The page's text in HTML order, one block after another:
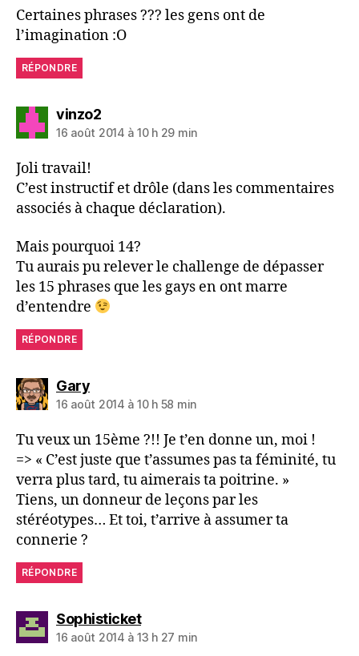
Certaines phrases ??? les gens ont de
l’imagination :O
RÉPONDRE
vinzo2dit :
16 août 2014 à 10 h 29 min
Joli travail!
C’est instructif et drôle (dans les commentaires
associés à chaque déclaration).
Mais pourquoi 14?
Tu aurais pu relever le challenge de dépasser
les 15 phrases que les gays en ont marre
d’entendre
RÉPONDRE
Garydit :
16 août 2014 à 10 h 58 min
Tu veux un 15ème ?!! Je t’en donne un, moi !
=> « C’est juste que t’assumes pas ta féminité, tu
verra plus tard, tu aimerais ta poitrine. »
Tiens, un donneur de leçons par les
stéréotypes… Et toi, t’arrive à assumer ta
connerie ?
RÉPONDRE
Sophisticketdit :
16 août 2014 à 13 h 27 min